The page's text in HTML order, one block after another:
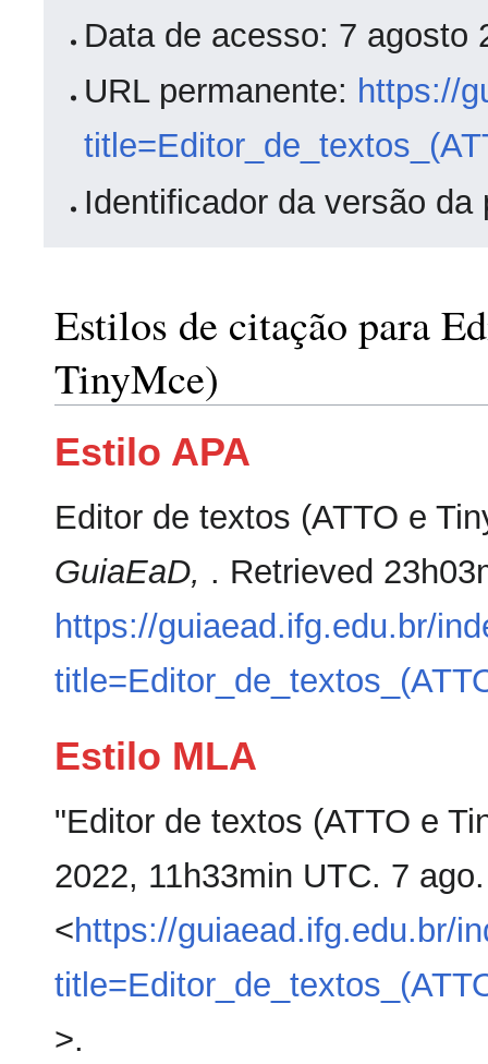
Data de acesso: 7 agosto
URL permanente: https://
Identificador da versão da
Estilos de citação para
TinyMce)
Estilo APA
Editor de textos (ATTO e
GuiaEaD, . Retrieved
https://guiaead.ifg.edu.br/
Estilo MLA
"Editor de textos (ATTO e
2022, 11h33min UTC. 7
<https://guiaead.ifg.edu.br/
>.